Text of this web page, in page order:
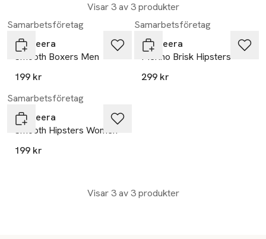
Visar 3 av 3 produkter
Samarbetsföretag
Bagheera
Smooth Boxers Men
199 kr
Samarbetsföretag
Bagheera
Merino Brisk Hipsters
299 kr
Samarbetsföretag
Bagheera
Smooth Hipsters Women
199 kr
Visar 3 av 3 produkter